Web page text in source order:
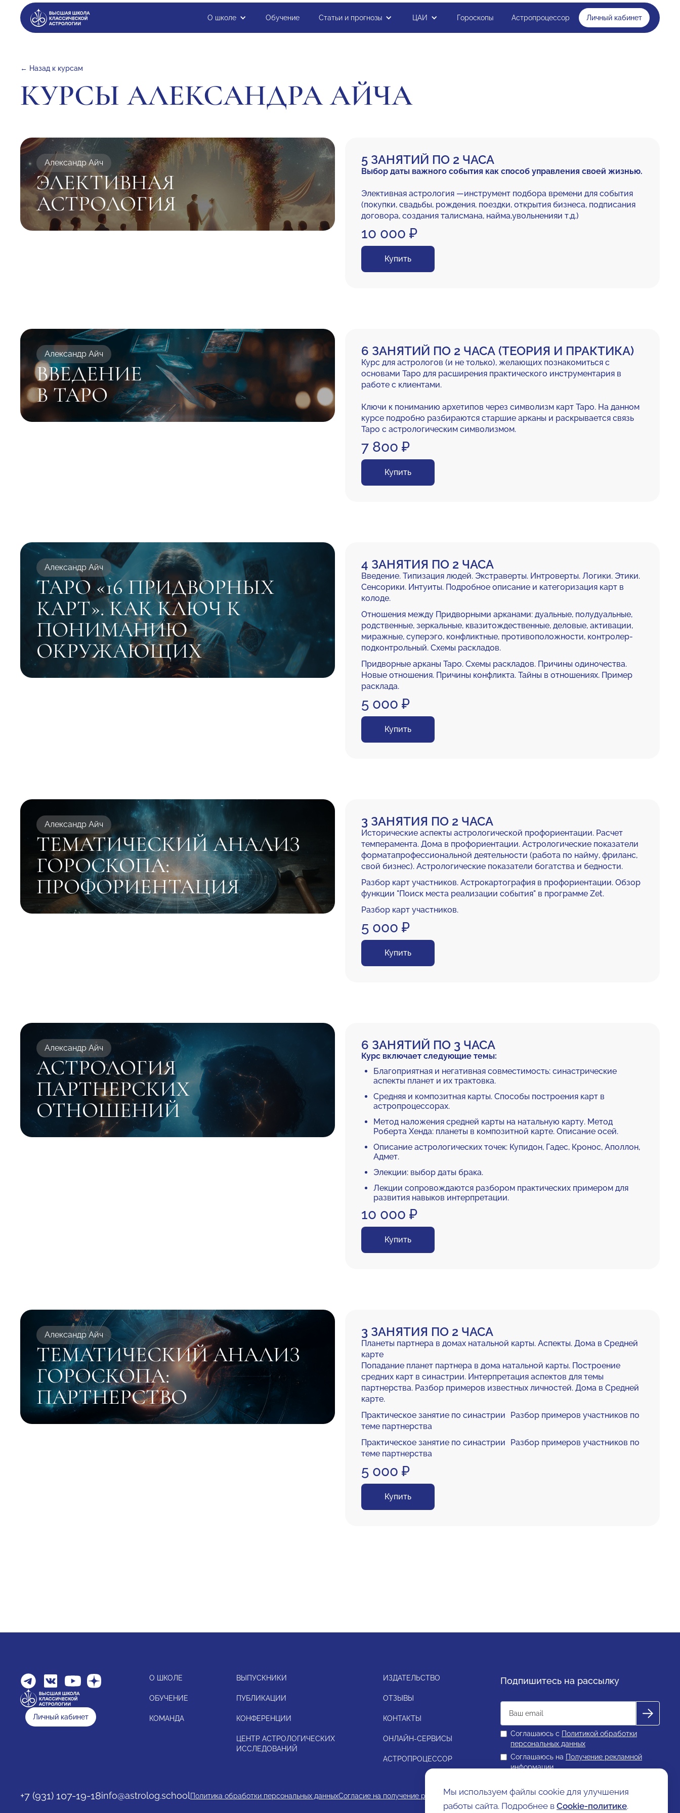
Мы используем файлы cookie для улучшения
работы сайта. Подробнее в Cookie-политике.
О школе Обучение Статьи и прогнозы ЦАИ Гороскопы Астропроцессор Личный кабинет
← Назад к курсам
КУРСЫ АЛЕКСАНДРА АЙЧА
Александр Айч
ЭЛЕКТИВНАЯ
АСТРОЛОГИЯ
5 ЗАНЯТИЙ ПО 2 ЧАСА
Выбор даты важного события как способ управления своей жизнью.
Элективная астрология —инструмент подбора времени для события
(покупки, свадьбы, рождения, поездки, открытия бизнеса, подписания
договора, создания талисмана, найма,увольненияи т.д.)
10 000 ₽
Купить
Александр Айч
ВВЕДЕНИЕ
В ТАРО
6 ЗАНЯТИЙ ПО 2 ЧАСА (ТЕОРИЯ И ПРАКТИКА)
Курс для астрологов (и не только), желающих познакомиться с
основами Таро для расширения практического инструментария в
работе с клиентами.
Ключи к пониманию архетипов через символизм карт Таро. На данном
курсе подробно разбираются старшие арканы и раскрывается связь
Таро с астрологическим символизмом.
7 800 ₽
Купить
Александр Айч
ТАРО «16 ПРИДВОРНЫХ
КАРТ». КАК КЛЮЧ К
ПОНИМАНИЮ
ОКРУЖАЮЩИХ
4 ЗАНЯТИЯ ПО 2 ЧАСА
Введение. Типизация людей. Экстраверты. Интроверты. Логики. Этики.
Сенсорики. Интуиты. Подробное описание и категоризация карт в
колоде.
Отношения между Придворными арканами: дуальные, полудуальные,
родственные, зеркальные, квазитождественные, деловые, активации,
миражные, суперэго, конфликтные, противоположности, контролер-
подконтрольный. Схемы раскладов.
Придворные арканы Таро. Схемы раскладов. Причины одиночества.
Новые отношения. Причины конфликта. Тайны в отношениях. Пример
расклада.
5 000 ₽
Купить
Александр Айч
ТЕМАТИЧЕСКИЙ АНАЛИЗ
ГОРОСКОПА:
ПРОФОРИЕНТАЦИЯ
3 ЗАНЯТИЯ ПО 2 ЧАСА
Исторические аспекты астрологической профориентации. Расчет
темперамента. Дома в профориентации. Астрологические показатели
форматапрофессиональной деятельности (работа по найму, фриланс,
свой бизнес). Астрологические показатели богатства и бедности.
Разбор карт участников. Астрокартография в профориентации. Обзор
функции "Поиск места реализации события" в программе Zet.
Разбор карт участников.
5 000 ₽
Купить
Александр Айч
АСТРОЛОГИЯ
ПАРТНЕРСКИХ
ОТНОШЕНИЙ
6 ЗАНЯТИЙ ПО 3 ЧАСА
Курс включает следующие темы:
Благоприятная и негативная совместимость: cинастрические
аспекты планет и их трактовка.
Средняя и композитная карты. Способы построения карт в
астропроцессорах.
Метод наложения средней карты на натальную карту. Метод
Роберта Хенда: планеты в композитной карте. Описание осей.
Описание астрологических точек: Купидон, Гадес, Кронос, Аполлон,
Адмет.
Элекции: выбор даты брака.
Лекции сопровождаются разбором практических примером для
развития навыков интерпретации.
10 000 ₽
Купить
Александр Айч
ТЕМАТИЧЕСКИЙ АНАЛИЗ
ГОРОСКОПА:
ПАРТНЕРСТВО
3 ЗАНЯТИЯ ПО 2 ЧАСА
Планеты партнера в домах натальной карты. Аспекты. Дома в Средней
карте
Попадание планет партнера в дома натальной карты. Построение
средних карт в синастрии. Интерпретация аспектов для темы
партнерства. Разбор примеров известных личностей. Дома в Средней
карте.
Практическое занятие по синастрии Разбор примеров участников по
теме партнерства
Практическое занятие по синастрии Разбор примеров участников по
теме партнерства
5 000 ₽
Купить
Личный кабинет
О ШКОЛЕ
ОБУЧЕНИЕ
КОМАНДА
ВЫПУСКНИКИ
ПУБЛИКАЦИИ
КОНФЕРЕНЦИИ
ЦЕНТР АСТРОЛОГИЧЕСКИХ
ИССЛЕДОВАНИЙ
ИЗДАТЕЛЬСТВО
ОТЗЫВЫ
КОНТАКТЫ
ОНЛАЙН-СЕРВИСЫ
АСТРОПРОЦЕССОР
Подпишитесь на рассылку
Соглашаюсь с Политикой обработки
персональных данных
Соглашаюсь на Получение рекламной
информации
+7 (931) 107-19-18info@astrolog.schoolПолитика обработки персональных данныхСогласие на получение рекламной информацииДоговор офертыCookie-политика